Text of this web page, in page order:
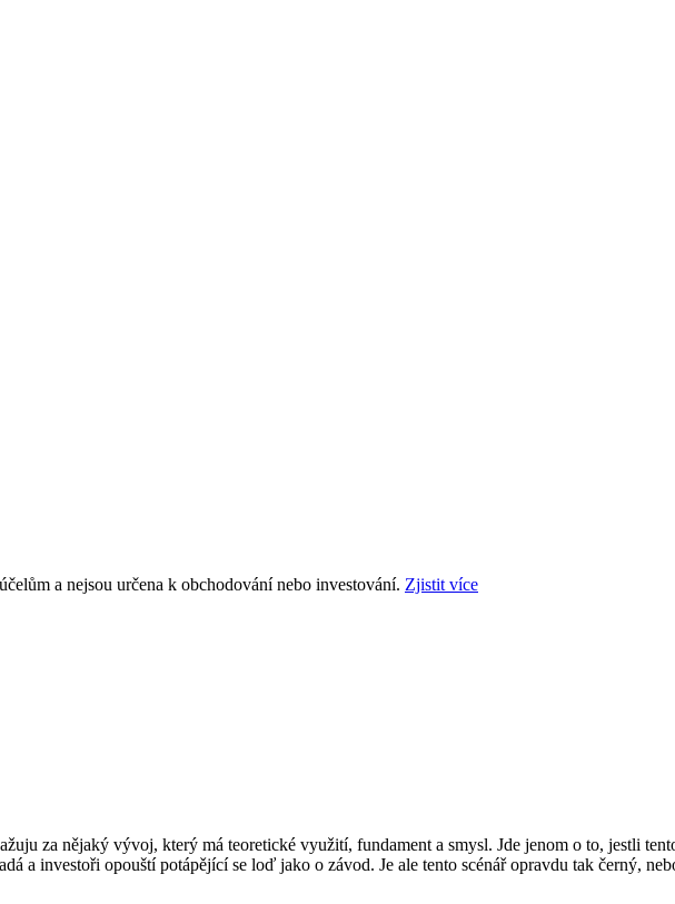
a nejsou určena k obchodování nebo investování. Zjistit více
za nějaký vývoj, který má teoretické využití, fundament a smysl. Jde jenom o to, jestli
a investoři opouští potápějící se loď jako o závod. Je ale tento scénář opravdu tak černý,